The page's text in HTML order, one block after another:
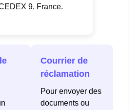
9, France.
Courrier de
réclamation
Pour envoyer des
documents ou